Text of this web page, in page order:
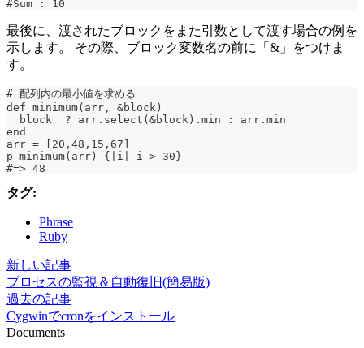
#Sum : 10
最後に、渡されたブロックをまた引数として渡す場合の例を
示します。 その際、ブロック変数名の前に「&」をつけま
す。
# 配列内の最小値を求める
def minimum(arr, &block)
  block  ? arr.select(&block).min : arr.min
end
arr = [20,48,15,67]
p minimum(arr) {|i| i > 30}
#=> 48
タグ:
Phrase
Ruby
新しい記事
プロセスの監視＆自動復旧(簡易版)
過去の記事
Cygwinでcronをインストール
Documents